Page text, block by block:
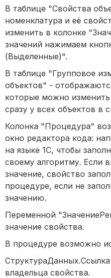
В таблице "Свойства
номенклатура и её
изменить в колонке
значений нажимаем
(Выделенные)".
В таблице "Групповое
объектов" -
которые можно
сразу у всех объектов в
Колонка "Процедура"
окно редактора кода:
на языке 1С, чтобы
своему алгоритму. Если
значение, свойство
процедуре, если не
значению.
Переменной
значение свойства.
В процедуре возможно
владельца свойства.